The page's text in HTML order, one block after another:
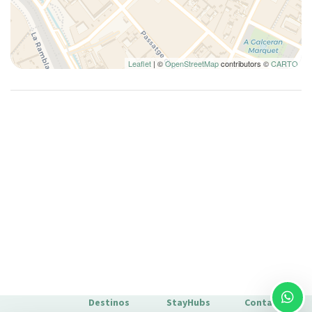
de pago elegido.
Familia
Fogones
Horno
Leaflet | ©OpenStreetMapcontributors ©CARTO
Destinos StayHubs
Contacto